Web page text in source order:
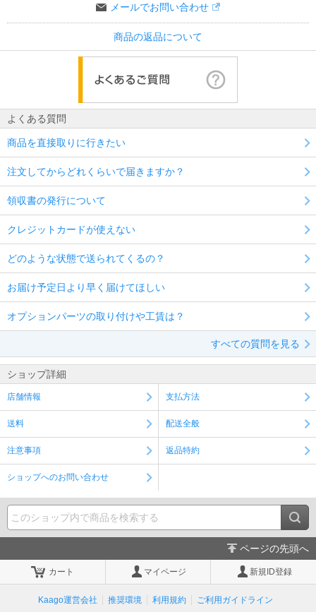
メールでお問い合わせ
商品の返品について
よくある質問
商品を直接取りに行きたい
注文してからどれくらいで届きますか？
領収書の発行について
クレジットカードが使えない
どのような状態で送られてくるの？
お届け予定日より早く届けてほしい
オプションパーツの取り付けや工賃は？
すべての質問を見る
ショップ詳細
店舗情報 支払方法
送料 配送全般
注意事項 返品特約
ショップへのお問い合わせ
ページの先頭へ
カート マイページ 新規ID登録
Kaago運営会社 推奨環境 利用規約 ご利用ガイドライン